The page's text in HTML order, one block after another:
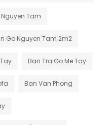
Tam
Go Nguyen Tam 2m2
Ban Tra Go Me Tay
Ban Van Phong